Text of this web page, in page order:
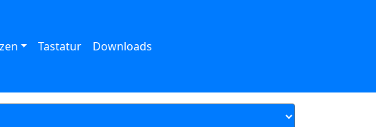
Tastatur Downloads